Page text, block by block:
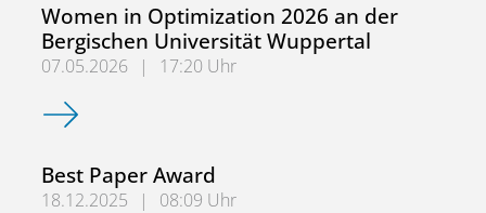
Women in Optimization 2026 an der
Bergischen Universität Wuppertal
07.05.2026 |
17:20 Uhr
Women in Optimization 2026 an der Bergischen
Best Paper Award
18.12.2025 |
08:09 Uhr